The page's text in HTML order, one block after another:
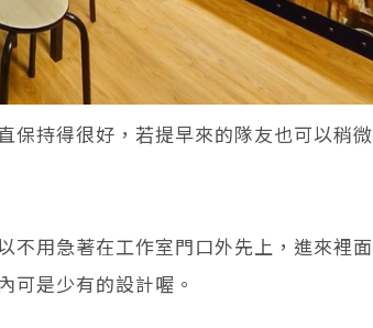
持得很好，若提早來的隊友也可以稍微
不用急著在工作室門口外先上，進來裡面
可是少有的設計喔。